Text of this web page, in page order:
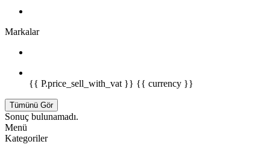
Markalar
{{ P.price_sell_with_vat }} {{ currency }}
Tümünü Gör
Sonuç bulunamadı.
Menü
Kategoriler